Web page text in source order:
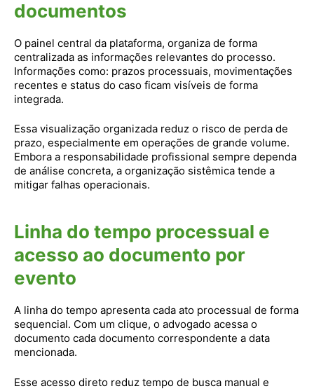
documentos
O painel central da plataforma, organiza de forma
centralizada as informações relevantes do processo.
Informações como: prazos processuais, movimentações
recentes e status do caso ficam visíveis de forma
integrada.
Essa visualização organizada reduz o risco de perda de
prazo, especialmente em operações de grande volume.
Embora a responsabilidade profissional sempre dependa
de análise concreta, a organização sistêmica tende a
mitigar falhas operacionais.
Linha do tempo processual e
acesso ao documento por
evento
A linha do tempo apresenta cada ato processual de forma
sequencial. Com um clique, o advogado acessa o
documento cada documento correspondente a data
mencionada.
Esse acesso direto reduz tempo de busca manual e